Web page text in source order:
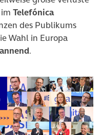
Telefónica
des Publikums
Wahl in Europa
.